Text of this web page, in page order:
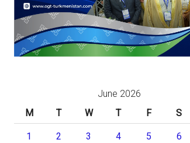
June 2026
M
T W T F S
1 2 3 4 5 6